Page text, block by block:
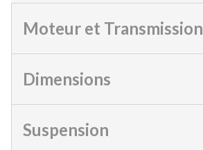
Moteur et Transmission
Dimensions
Suspension